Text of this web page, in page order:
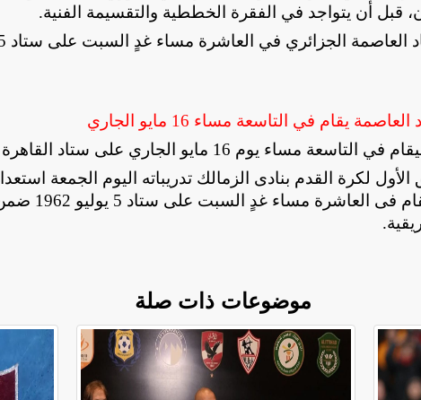
قبل أن يتواجد في الفقرة الخططية والتقسيمة الفنية.
يقام في التاسعة مساء 16 مايو الجاري
يوم 16 مايو الجاري على ستاد القاهرة الدولي
لكرة القدم بنادى الزمالك تدريباته اليوم الجمعة
الجزائري، في
.
موضوعات ذات صلة